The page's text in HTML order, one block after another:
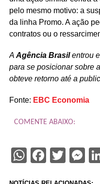
pelo mesmo motivo: a
da linha Promo. A ação
contratos ou o
A Agência Brasilentrou
para se posicionar sobre
obteve retorno até a
Fonte: EBC Economia
COMENTE ABAIXO:
WhatsApp